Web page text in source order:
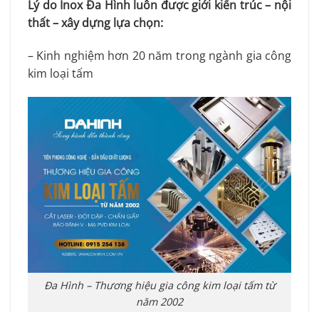
Lý do Inox Đa Hình luôn được giới kiến trúc – nội
thất – xây dựng lựa chọn:
– Kinh nghiệm hơn 20 năm trong ngành gia công
kim loại tấm
Đa Hình – Thương hiệu gia công kim loại tấm từ
năm 2002